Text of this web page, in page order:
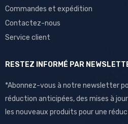
Commandes et expédition
Contactez-nous
Service client
RESTEZ INFORMÉ PAR
*Abonnez-vous à notre newsletter
réduction anticipées, des mises à
les nouveaux produits pour une